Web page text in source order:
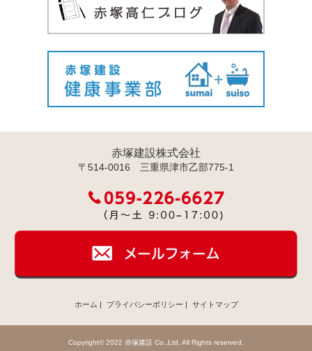
赤塚建設株式会社
〒514-0016 三重県津市乙部775-1
ホーム | プライバシーポリシー | サイトマップ
Copyright© 2022 赤塚建設 Co.,Ltd. All Rights reserved.